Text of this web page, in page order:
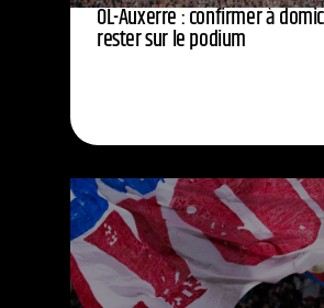
OL-Auxerre : confirmer à
rester sur le podium